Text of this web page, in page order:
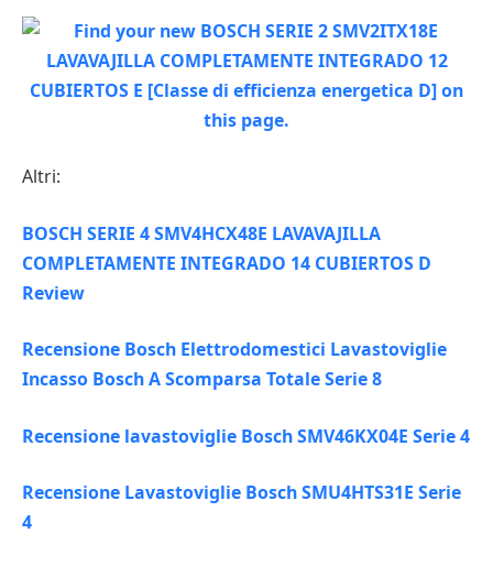
Altri:
BOSCH SERIE 4 SMV4HCX48E LAVAVAJILLA
COMPLETAMENTE INTEGRADO 14 CUBIERTOS D
Review
Recensione Bosch Elettrodomestici Lavastoviglie
Incasso Bosch A Scomparsa Totale Serie 8
Recensione lavastoviglie Bosch SMV46KX04E Serie 4
Recensione Lavastoviglie Bosch SMU4HTS31E Serie
4